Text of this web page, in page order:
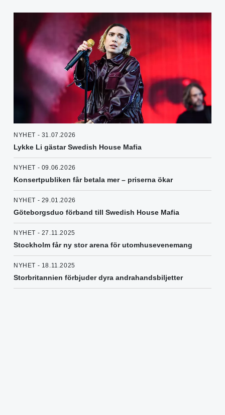
NYHET - 31.07.2026
Lykke Li gästar Swedish House Mafia
NYHET - 09.06.2026
Konsertpubliken får betala mer – priserna ökar
NYHET - 29.01.2026
Göteborgsduo förband till Swedish House Mafia
NYHET - 27.11.2025
Stockholm får ny stor arena för utomhusevenemang
NYHET - 18.11.2025
Storbritannien förbjuder dyra andrahandsbiljetter